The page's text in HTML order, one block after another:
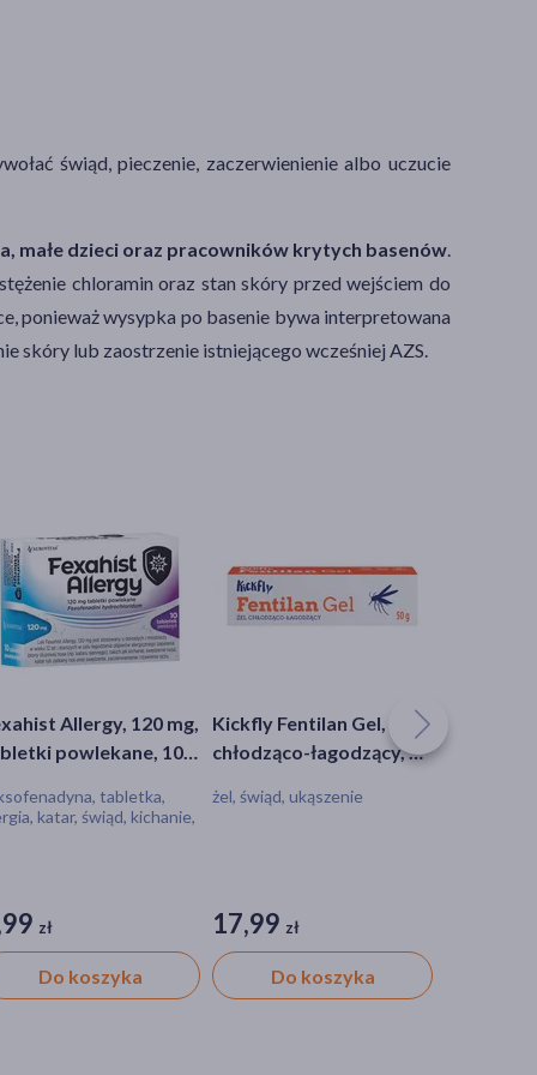
świąd, pieczenie, zaczerwienienie albo uczucie
małe dzieci oraz pracowników krytych basenów.
chloramin oraz stan skóry przed wejściem do
ponieważ wysypka po basenie bywa interpretowana
skóry lub zaostrzenie istniejącego wcześniej AZS.
Allergy, 120 mg,
powlekane, 10
tabletka,
katar, świąd, kichanie,
zł
Do koszyka
Kickfly Fentilan Gel, żel
chłodząco-łagodzący, 50
żel, świąd, ukąszenie
17,99 zł
Do koszyka